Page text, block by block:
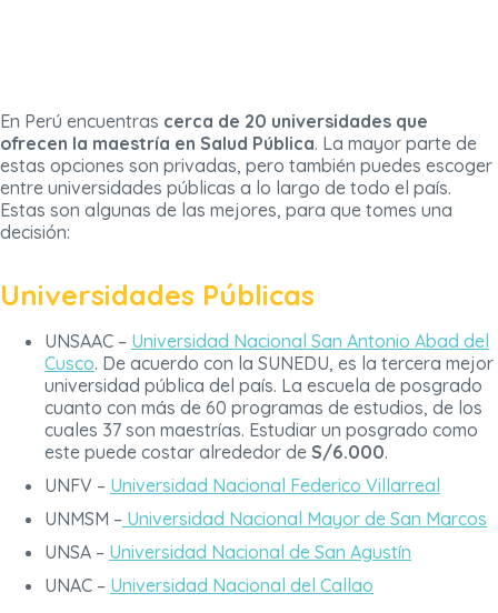
En Perú encuentras cerca de 20 universidades que
ofrecen la maestría en Salud Pública. La mayor parte de
estas opciones son privadas, pero también puedes escoger
entre universidades públicas a lo largo de todo el país.
Estas son algunas de las mejores, para que tomes una
decisión:
Universidades Públicas
UNSAAC – Universidad Nacional San Antonio Abad del
Cusco. De acuerdo con la SUNEDU, es la tercera mejor
universidad pública del país. La escuela de posgrado
cuanto con más de 60 programas de estudios, de los
cuales 37 son maestrías. Estudiar un posgrado como
este puede costar alrededor de S/6.000.
UNFV – Universidad Nacional Federico Villarreal
UNMSM – Universidad Nacional Mayor de San Marcos
UNSA – Universidad Nacional de San Agustín
UNAC – Universidad Nacional del Callao